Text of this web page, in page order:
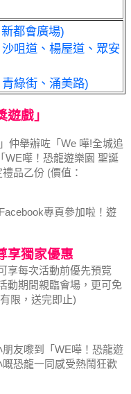
都會廣場)
咀道、楊屋道、眾安
綠街、涌美路)
戲」
仲舉辦咗「We 嘩!全城追
WE嘩！恐龍遊樂園 聖誕
品乙份 (價值：
專頁參加啦！遊
享獨家優惠
享每次活動前優先預覽
動期間親臨會場，更可免
限，送完即止)
友嚟到「WE嘩！恐龍遊
恐龍一同感受熱鬧狂歡